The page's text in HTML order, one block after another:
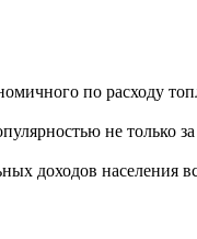
по расходу
не только
доходов населения